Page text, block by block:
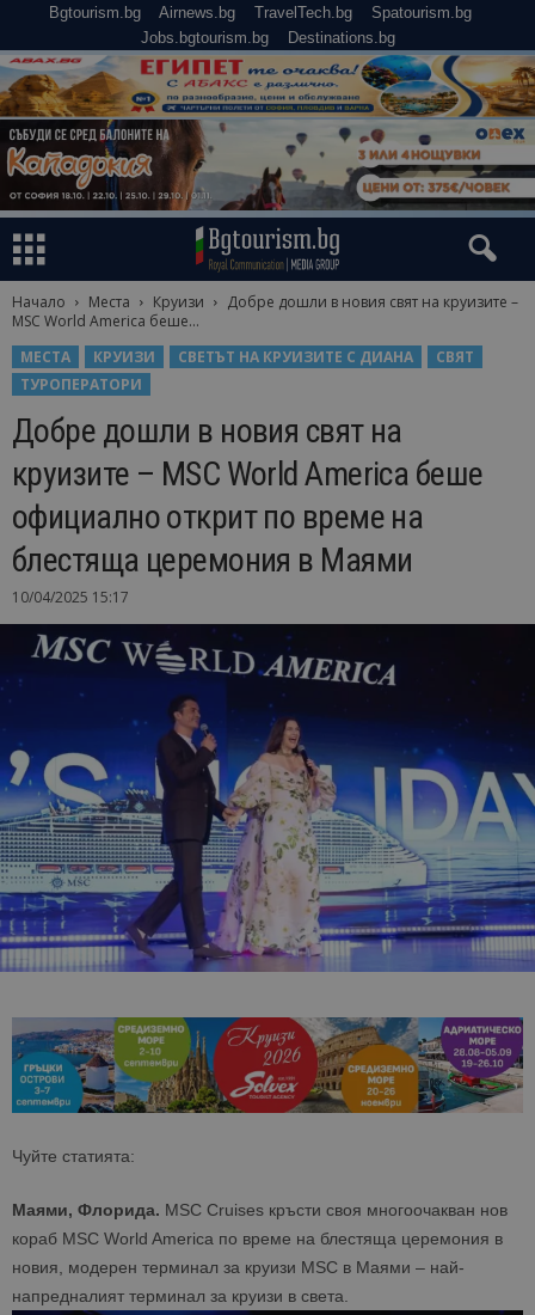
Bgtourism.bg Airnews.bg TravelTech.bg
Spatourism.bg
Jobs.bgtourism.bg
Destinations.bg
Начало Места Круизи
Добре дошли в новия свят на круизите –
MSC World America беше...
МЕСТА
КРУИЗИ СВЕТЪТ НА КРУИЗИТЕ С ДИАНА
СВЯТ
ТУРОПЕРАТОРИ
Добре дошли в новия свят на
круизите – MSC World America беше
официално открит по време на
блестяща церемония в Маями
10/04/2025 15:17
Чуйте статията:
Маями, Флорида. MSC Cruises кръсти своя многоочакван нов
кораб MSC World America по време на блестяща церемония в
новия, модерен терминал за круизи MSC в Маями – най-
напредналият терминал за круизи в света.